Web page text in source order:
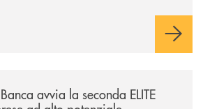
per la finalizzazione dell’operazione.
avvia la seconda ELITE